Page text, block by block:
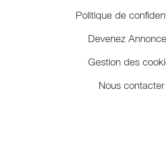
Politique de
Devenez
Gestion des
Nous contacter